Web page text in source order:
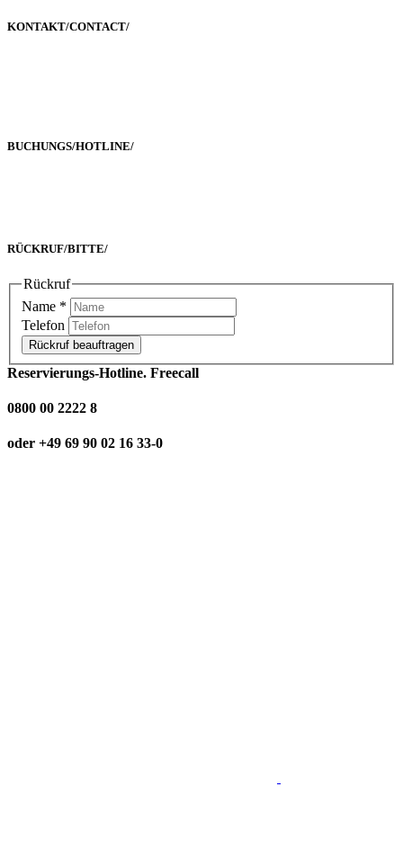
KONTAKT/CONTACT/
BUCHUNGS/HOTLINE/
RÜCKRUF/BITTE/
Rückruf
Name *
Telefon
Rückruf beauftragen
Reservierungs-Hotline. Freecall
0800 00 2222 8
oder +49 69 90 02 16 33-0